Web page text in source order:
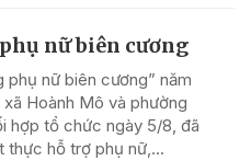
nữ biên cương
phụ nữ biên cương” năm
Hoành Mô và phường
hợp tổ chức ngày 5/8, đã
thực hỗ trợ phụ nữ,...